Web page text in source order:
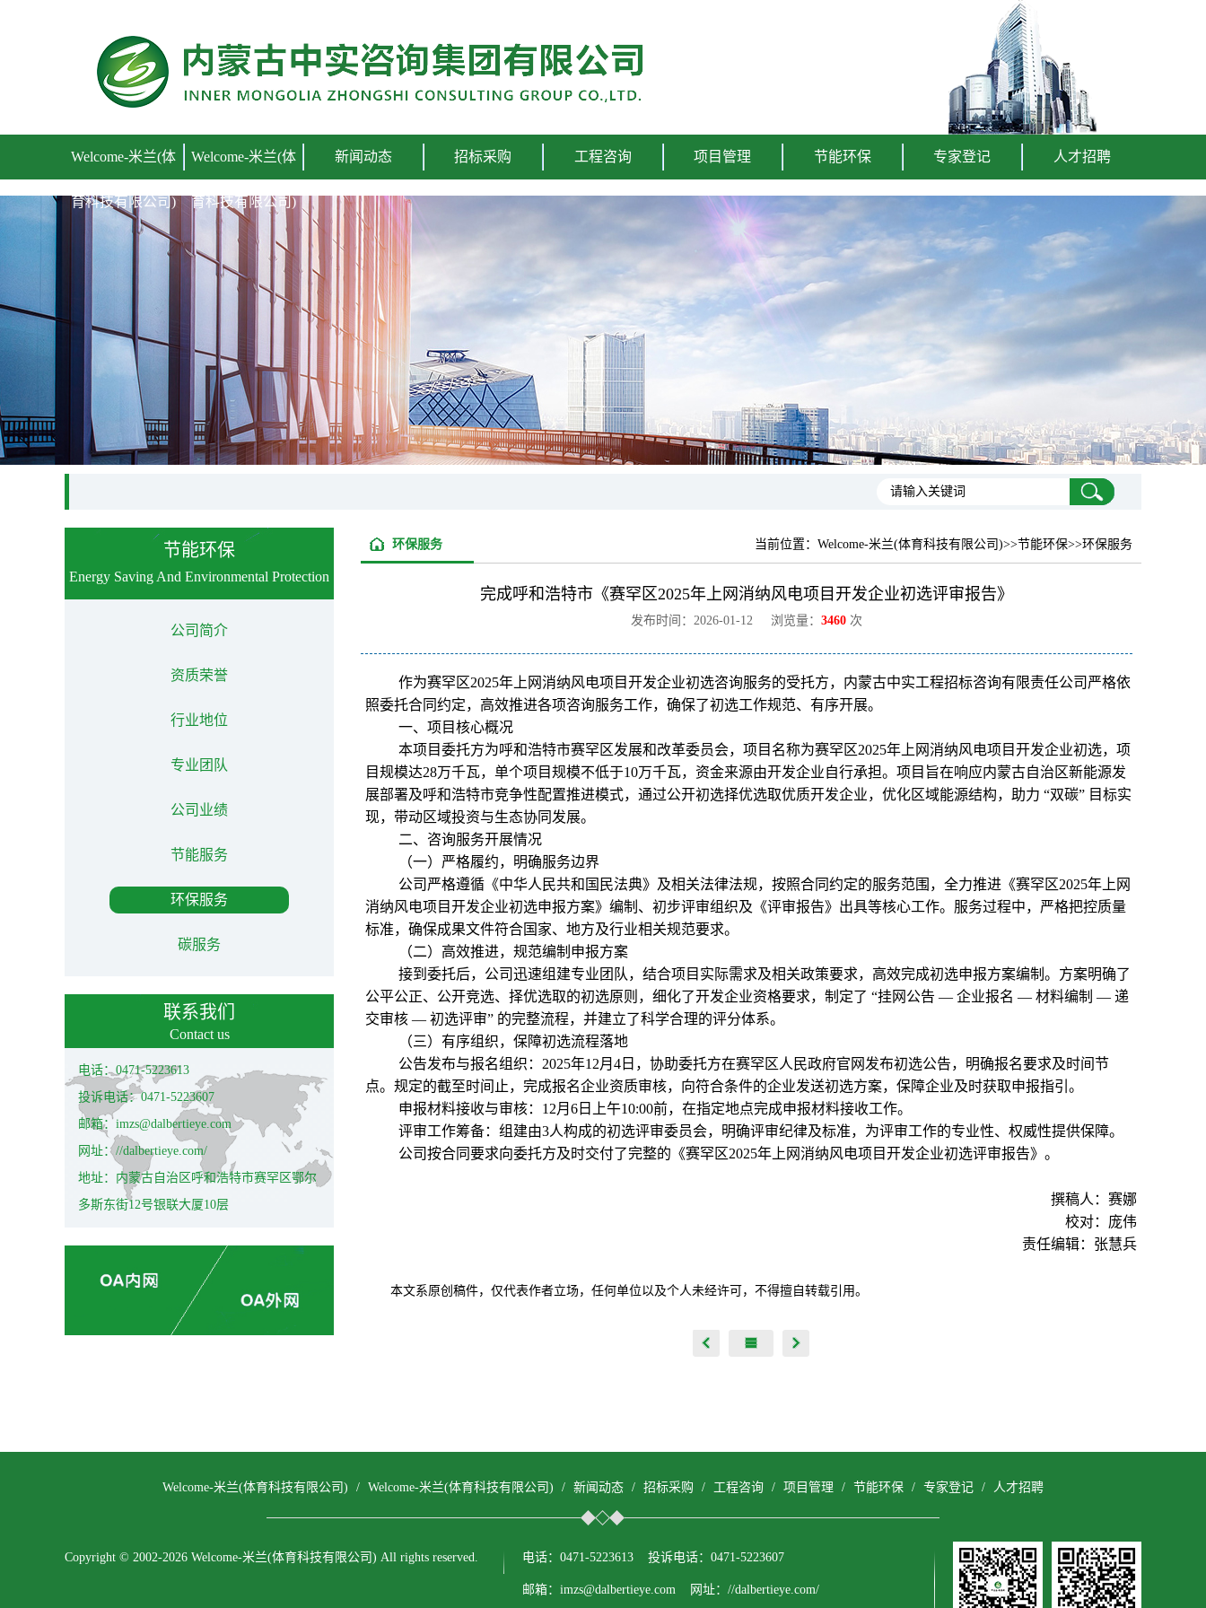
Welcome-米兰(体
育科技有限公司)
Welcome-米兰(体
育科技有限公司)
新闻动态 招标采购 工程咨询 项目管理 节能环保 专家登记 人才招聘
节能环保
Energy Saving And Environmental Protection
公司简介
资质荣誉
行业地位
专业团队
公司业绩
节能服务
环保服务
碳服务
联系我们
Contact us
电话：0471-5223613
投诉电话：0471-5223607
邮箱：imzs@dalbertieye.com
网址：//dalbertieye.com/
地址：内蒙古自治区呼和浩特市赛罕区鄂尔
多斯东街12号银联大厦10层
当前位置： Welcome-米兰(体育科技有限公司)>>节能环保>>环保服务
环保服务
完成呼和浩特市《赛罕区2025年上网消纳风电项目开发企业初选评审报告》
发布时间：2026-01-12 浏览量： 3460 次
作为赛罕区2025年上网消纳风电项目开发企业初选咨询服务的受托方，内蒙古中实工程招标咨询有限责任公司严格依
照委托合同约定，高效推进各项咨询服务工作，确保了初选工作规范、有序开展。
一、项目核心概况
本项目委托方为呼和浩特市赛罕区发展和改革委员会，项目名称为赛罕区2025年上网消纳风电项目开发企业初选，项
目规模达28万千瓦，单个项目规模不低于10万千瓦，资金来源由开发企业自行承担。项目旨在响应内蒙古自治区新能源发
展部署及呼和浩特市竞争性配置推进模式，通过公开初选择优选取优质开发企业，优化区域能源结构，助力 “双碳” 目标实
现，带动区域投资与生态协同发展。
二、咨询服务开展情况
（一）严格履约，明确服务边界
公司严格遵循《中华人民共和国民法典》及相关法律法规，按照合同约定的服务范围，全力推进《赛罕区2025年上网
消纳风电项目开发企业初选申报方案》编制、初步评审组织及《评审报告》出具等核心工作。服务过程中，严格把控质量
标准，确保成果文件符合国家、地方及行业相关规范要求。
（二）高效推进，规范编制申报方案
接到委托后，公司迅速组建专业团队，结合项目实际需求及相关政策要求，高效完成初选申报方案编制。方案明确了
公平公正、公开竞选、择优选取的初选原则，细化了开发企业资格要求，制定了 “挂网公告 — 企业报名 — 材料编制 — 递
交审核 — 初选评审” 的完整流程，并建立了科学合理的评分体系。
（三）有序组织，保障初选流程落地
公告发布与报名组织：2025年12月4日，协助委托方在赛罕区人民政府官网发布初选公告，明确报名要求及时间节
点。规定的截至时间止，完成报名企业资质审核，向符合条件的企业发送初选方案，保障企业及时获取申报指引。
申报材料接收与审核：12月6日上午10:00前，在指定地点完成申报材料接收工作。
评审工作筹备：组建由3人构成的初选评审委员会，明确评审纪律及标准，为评审工作的专业性、权威性提供保障。
公司按合同要求向委托方及时交付了完整的《赛罕区2025年上网消纳风电项目开发企业初选评审报告》。
撰稿人：赛娜
校对：庞伟
责任编辑：张慧兵
本文系原创稿件，仅代表作者立场，任何单位以及个人未经许可，不得擅自转载引用。
Welcome-米兰(体育科技有限公司) / Welcome-米兰(体育科技有限公司) / 新闻动态 / 招标采购 / 工程咨询 / 项目管理 / 节能环保 / 专家登记 / 人才招聘
Copyright © 2002-2026 Welcome-米兰(体育科技有限公司) All rights reserved. 电话：0471-5223613 投诉电话：0471-5223607
邮箱：imzs@dalbertieye.com 网址：//dalbertieye.com/